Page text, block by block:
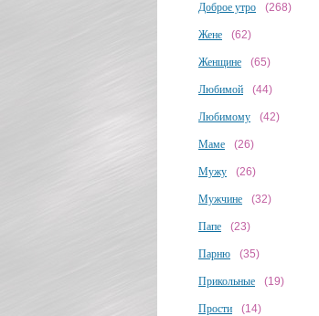
Доброе утро (268)
Жене (62)
Женщине (65)
Любимой (44)
Любимому (42)
Маме (26)
Мужу (26)
Мужчине (32)
Папе (23)
Парню (35)
Прикольные (19)
Прости (14)